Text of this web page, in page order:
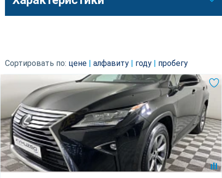
Сортировать по: цене алфавиту году пробегу